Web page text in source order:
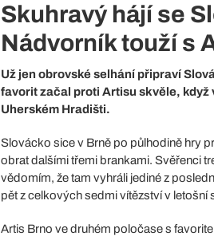
Skuhravý hájí se
Nádvorník touží s
Už jen obrovské selhání připraví
favorit začal proti Artisu skvěle, když
Uherském Hradišti.
Slovácko sice v Brně po půlhodině hry
obrat dalšími třemi brankami. Svěřenci
vědomím, že tam vyhráli jediné z
pět z celkových sedmi vítězství v letošní
Artis Brno ve druhém poločase s